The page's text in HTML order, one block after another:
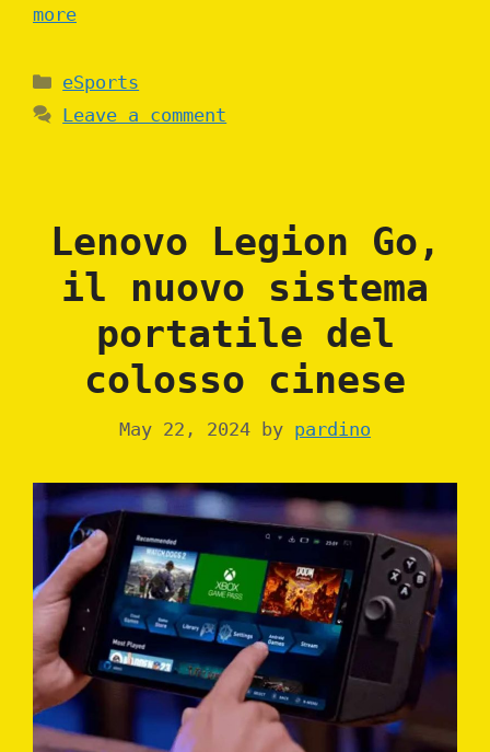
more
Categories
eSports
Leave a comment
Lenovo Legion Go,
il nuovo sistema
portatile del
colosso cinese
May 22, 2024 by pardino